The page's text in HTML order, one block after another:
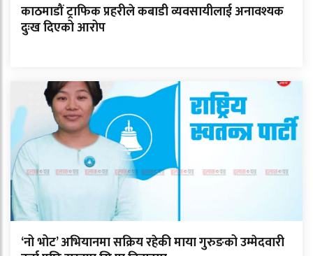
काठमाडौं ट्राफिक प्रहरीले कबाडी व्यवसायीलाई अनावश्यक
दुःख दिएको आरोप
‘नो भोट’ अभियानमा सक्रिय रहेकी माया गुरुङको उम्मेदवारी